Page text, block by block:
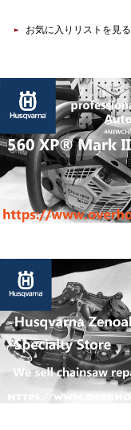
お気に入りリストを見る